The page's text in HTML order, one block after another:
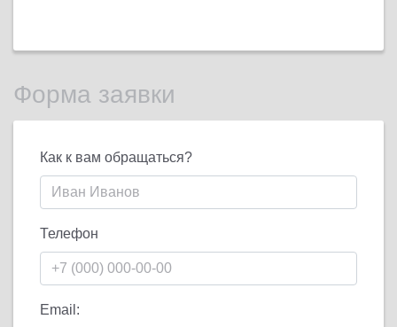
Форма заявки
Как к вам обращаться?
Телефон
Email: